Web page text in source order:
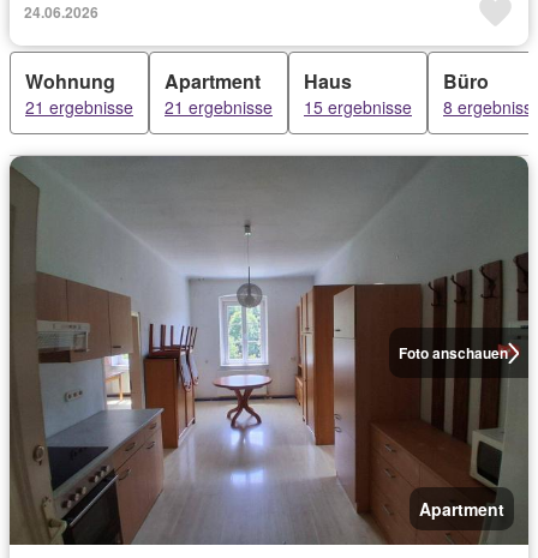
24.06.2026
Wohnung
21 ergebnisse
Apartment
21 ergebnisse
Haus
15 ergebnisse
Büro
8
Foto anschauen
Apartment